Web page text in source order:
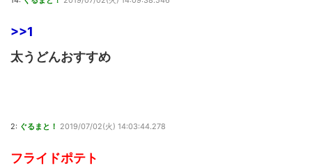
>>1
太うどんおすすめ
2: ぐるまと！ 2019/07/02(火) 14:03:44.278
フライドポテト